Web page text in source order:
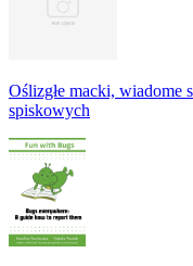
Oślizgłe macki, wiadome
spiskowych